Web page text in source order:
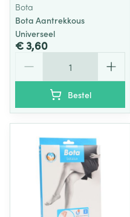
Bota
Bota Aantrekkous
Universeel
€ 3,60
Bestel